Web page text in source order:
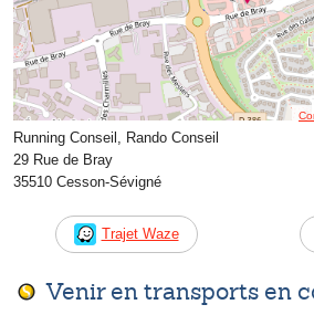
Running Conseil, Rando Conseil
29 Rue de Bray
35510 Cesson-Sévigné
Trajet Waze
Venir en transports en